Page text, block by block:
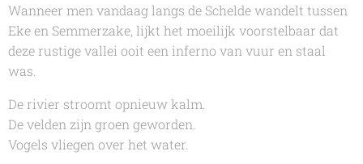
Wanneer men vandaag langs de Schelde wandelt tussen
Eke en Semmerzake, lijkt het moeilijk voorstelbaar dat
deze rustige vallei ooit een inferno van vuur en staal
was.
De rivier stroomt opnieuw kalm.
De velden zijn groen geworden.
Vogels vliegen over het water.